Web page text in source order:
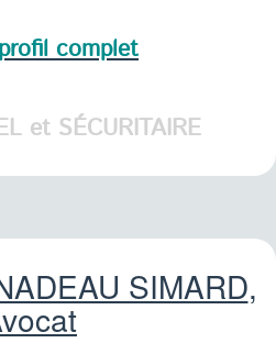
complet
et SÉCURITAIRE
SIMARD,